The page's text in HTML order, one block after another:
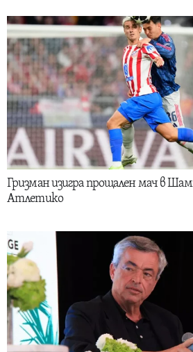
Гризман изигра прощален мач в
Атлетико